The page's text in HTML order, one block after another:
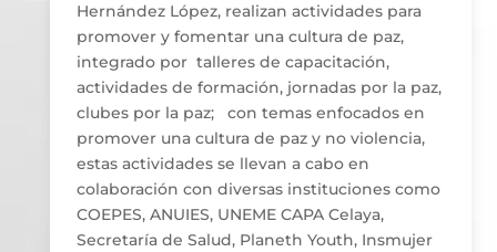
Hernández López, realizan actividades para
promover y fomentar una cultura de paz,
integrado por talleres de capacitación,
actividades de formación, jornadas por la paz,
clubes por la paz; con temas enfocados en
promover una cultura de paz y no violencia,
estas actividades se llevan a cabo en
colaboración con diversas instituciones como
COEPES, ANUIES, UNEME CAPA Celaya,
Secretaría de Salud, Planeth Youth, Insmujer